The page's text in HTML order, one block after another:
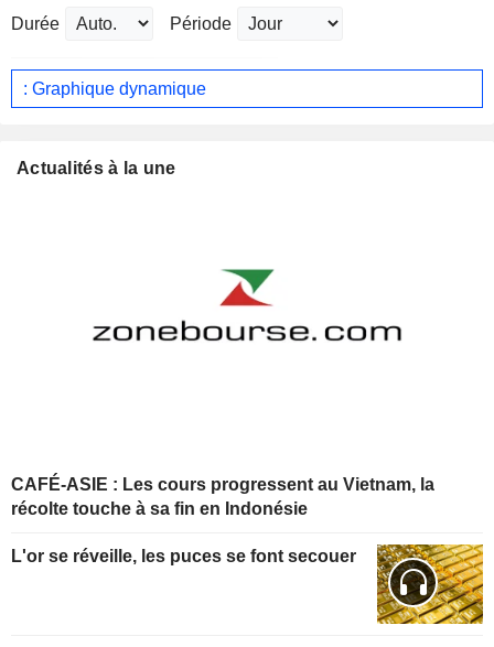
Durée Période
: Graphique dynamique
Actualités à la une
CAFÉ-ASIE : Les cours progressent au Vietnam, la
récolte touche à sa fin en Indonésie
L'or se réveille, les puces se font secouer